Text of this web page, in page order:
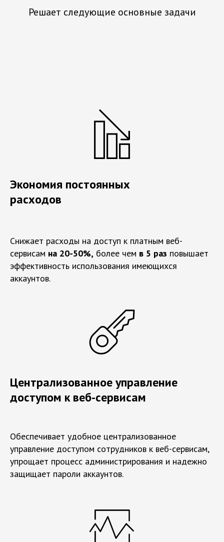
Решает следующие основные задачи
Экономия постоянных
расходов
Снижает расходы на доступ к платным веб-
сервисам на 20-50%, более чем в 5 раз повышает
эффективность использования имеющихся
аккаунтов.
Централизованное управление
доступом к веб-сервисам
Обеспечивает удобное централизованное
управление доступом сотрудников к веб-сервисам,
упрощает процесс администрирования и надежно
защищает пароли аккаунтов.